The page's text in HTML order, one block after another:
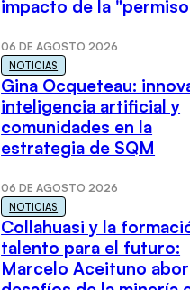
impacto de la
06 DE AGOSTO 2026
NOTICIAS
Gina Ocqueteau:
inteligencia artificial y
comunidades en la
estrategia de SQM
06 DE AGOSTO 2026
NOTICIAS
Collahuasi y la
talento para el futuro:
Marcelo Aceituno